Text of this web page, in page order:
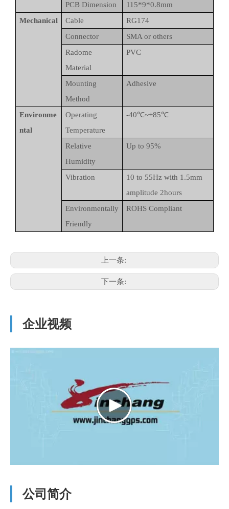
PCB Dimension
115*9*0.8mm
Mechanical
Cable
RG174
Connector
SMA or others
Radome
Material
PVC
Mounting
Method
Adhesive
Environme
ntal
Operating
Temperature
-40℃~+85℃
Relative
Humidity
Up to 95%
Vibration
10 to 55Hz with 1.5mm
amplitude 2hours
Environmentally
Friendly
ROHS Compliant
上一条:
下一条:
企业视频
公司简介